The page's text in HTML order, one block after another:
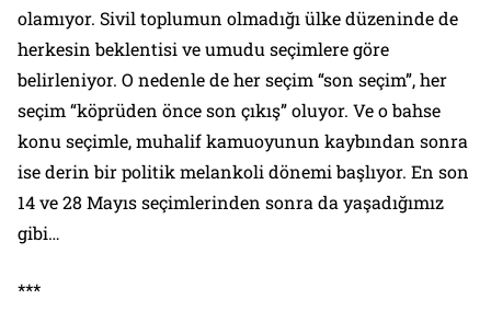
olamıyor. Sivil toplumun olmadığı ülke düzeninde de
herkesin beklentisi ve umudu seçimlere göre
belirleniyor. O nedenle de her seçim “son seçim”, her
seçim “köprüden önce son çıkış” oluyor. Ve o bahse
konu seçimle, muhalif kamuoyunun kaybından sonra
ise derin bir politik melankoli dönemi başlıyor. En son
14 ve 28 Mayıs seçimlerinden sonra da yaşadığımız
gibi…
***